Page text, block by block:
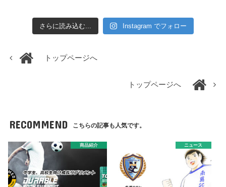
さらに読み込む... Instagram でフォロー
トップページへ
トップページへ
RECOMMEND こちらの記事も人気です。
商品紹介 ニュース